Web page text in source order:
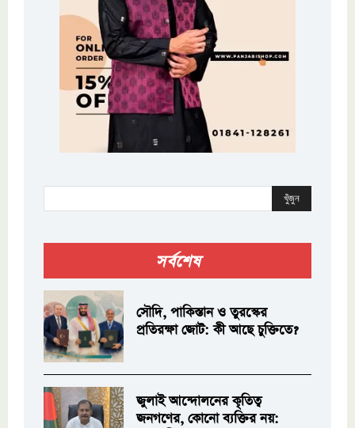
খুঁজুন
সর্বশেষ
সৌদি, পাকিস্তান ও তুরস্কের
প্রতিরক্ষা জোট: কী আছে চুক্তিতে?
জুলাই আন্দোলনের কৃতিত্ব
জনগণের, কোনো ব্যক্তির নয়: